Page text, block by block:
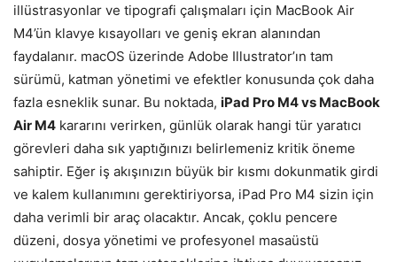
illüstrasyonlar ve tipografi çalışmaları için MacBook Air
M4’ün klavye kısayolları ve geniş ekran alanından
faydalanır. macOS üzerinde Adobe Illustrator’ın tam
sürümü, katman yönetimi ve efektler konusunda çok daha
fazla esneklik sunar. Bu noktada, iPad Pro M4 vs MacBook
Air M4 kararını verirken, günlük olarak hangi tür yaratıcı
görevleri daha sık yaptığınızı belirlemeniz kritik öneme
sahiptir. Eğer iş akışınızın büyük bir kısmı dokunmatik girdi
ve kalem kullanımını gerektiriyorsa, iPad Pro M4 sizin için
daha verimli bir araç olacaktır. Ancak, çoklu pencere
düzeni, dosya yönetimi ve profesyonel masaüstü